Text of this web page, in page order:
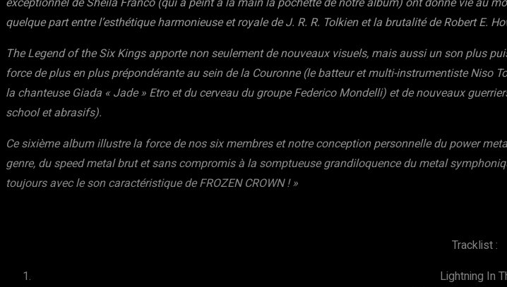
quelque part entre l’esthétique harmonieuse et royale de J. R. R. Tolkien et la brutalité de Robert E.
The Legend of the Six Kings apporte non seulement de nouveaux visuels, mais aussi un son plus
force de plus en plus prépondérante au sein de la Couronne (le batteur et multi-instrumentiste Niso
la chanteuse Giada « Jade » Etro et du cerveau du groupe Federico Mondelli) et de nouveaux
school et abrasifs).
Ce sixième album illustre la force de nos six membres et notre conception personnelle du power
genre, du speed metal brut et sans compromis à la somptueuse grandiloquence du metal
toujours avec le son caractéristique de FROZEN CROWN ! »
Tracklist :
Lightning In